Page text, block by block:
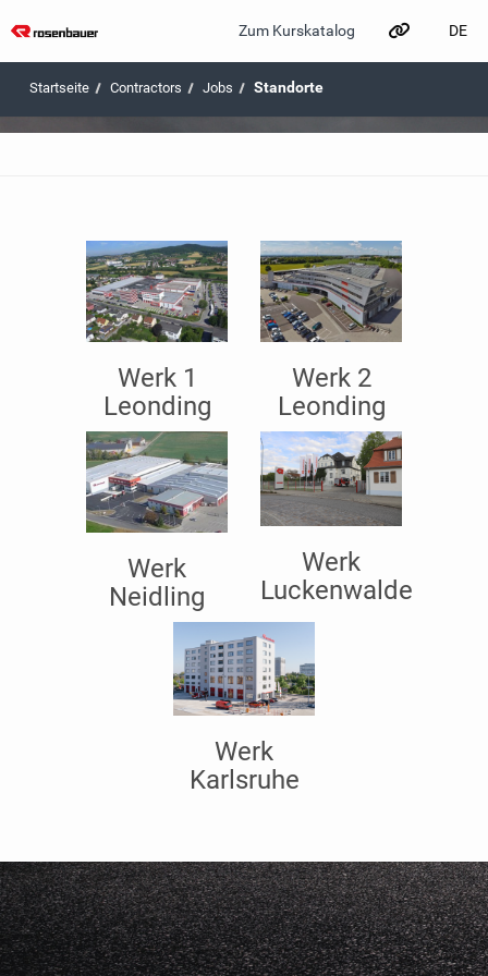
Zum Hauptinhalt wechseln
Zum Kurskatalog DE
Contractors Jobs Standorte
Werk 1
Leonding
Werk 2
Leonding
Werk
Neidling
Werk
Luckenwalde
Werk
Karlsruhe